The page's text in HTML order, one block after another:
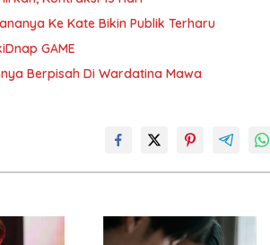
Ke Kate Bikin Publik Terharu
GAME
Berpisah Di Wardatina Mawa